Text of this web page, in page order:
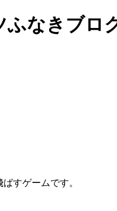
なきブロ
すゲームです。